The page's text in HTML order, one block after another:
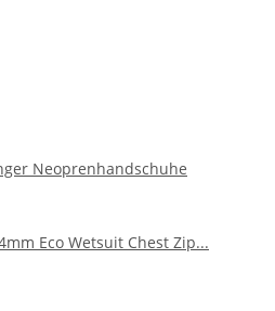
Neoprenhandschuhe